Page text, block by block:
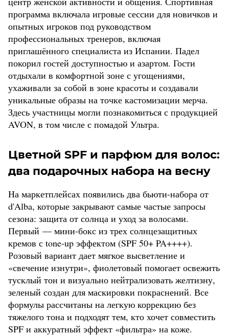
программа включала игровые сессии для новичков и
опытных игроков под руководством
профессиональных тренеров, включая
приглашённого специалиста из Испании. Падел
покорил гостей доступностью и азартом. Гости
отдыхали в комфортной зоне с угощениями,
ухаживали за собой в зоне красоты и создавали
уникальные образы на точке кастомизации мерча.
Здесь участницы могли познакомиться с продукцией
AVON, в том числе с помадой Ультра.
Цветной SPF и парфюм для волос:
два подарочных набора на весну
На маркетплейсах появились два бьюти-набора от
d'Alba, которые закрывают самые частые запросы
сезона: защита от солнца и уход за волосами.
Первый — мини-бокс из трех солнцезащитных
кремов с tone-up эффектом (SPF 50+ PA++++).
Розовый вариант дает мягкое высветление и
«свечение изнутри», фиолетовый помогает освежить
тусклый тон и визуально нейтрализовать желтизну,
зеленый создан для маскировки покраснений. Все
формулы рассчитаны на легкую коррекцию без
тяжелого тона и подходят тем, кто хочет совместить
SPF и аккуратный эффект «фильтра» на коже.